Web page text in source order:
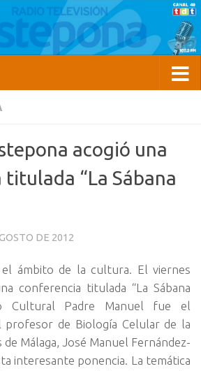
acogió una
“La Sábana
DE 2012
ámbito de la cultura. El viernes
conferencia titulada “La Sábana
Cultural Padre Manuel fue el
profesor de Biología Celular de la
de Málaga, José Manuel Fernández-
interesante ponencia. La temática